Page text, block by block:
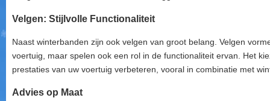
Velgen: Stijlvolle Functionaliteit
Naast winterbanden zijn ook velgen van groot belang. Velgen
voertuig, maar spelen ook een rol in de functionaliteit ervan. Het
prestaties van uw voertuig verbeteren, vooral in combinatie met
Advies op Maat